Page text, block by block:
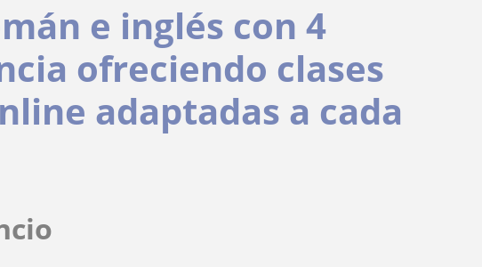
e inglés con 4
ofreciendo clases
adaptadas a cada